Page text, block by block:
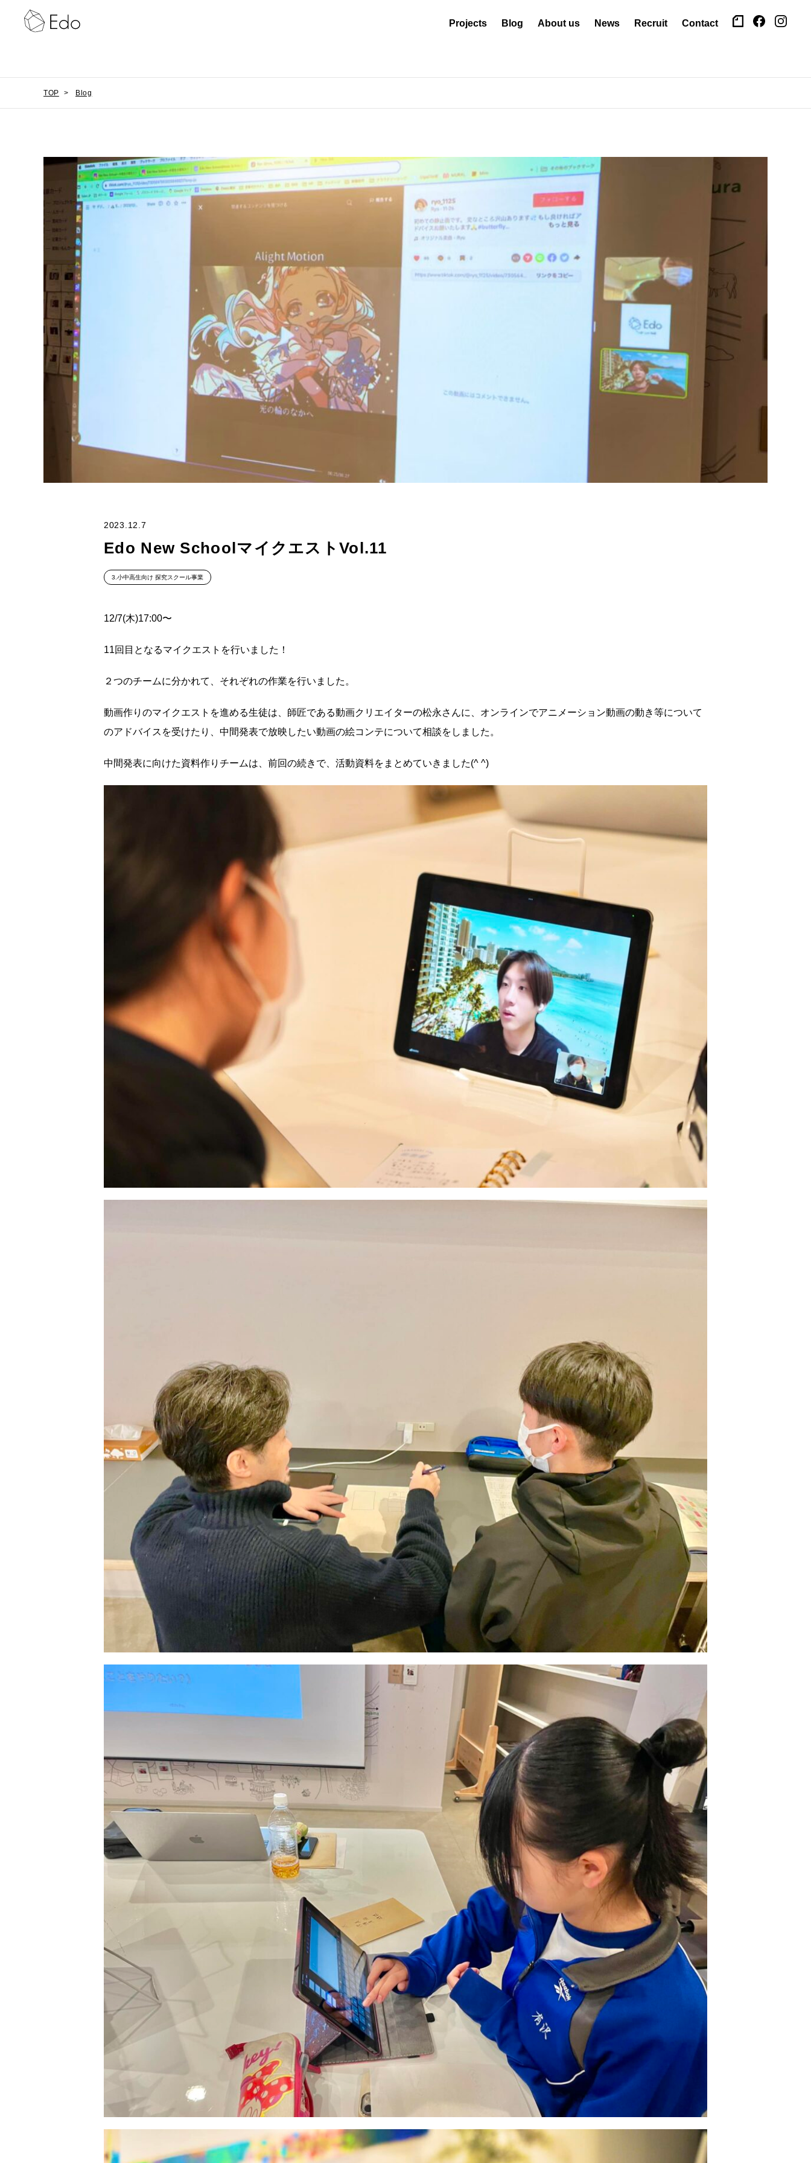
Projects Blog About us News Recruit Contact
TOP > Blog
2023.12.7
Edo New SchoolマイクエストVol.11
3.小中高生向け 探究スクール事業
12/7(木)17:00〜
11回目となるマイクエストを行いました！
２つのチームに分かれて、それぞれの作業を行いました。
動画作りのマイクエストを進める生徒は、師匠である動画クリエイターの松永さんに、オンラインでアニメーション動画の動き等について
のアドバイスを受けたり、中間発表で放映したい動画の絵コンテについて相談をしました。
中間発表に向けた資料作りチームは、前回の続きで、活動資料をまとめていきました(^ ^)